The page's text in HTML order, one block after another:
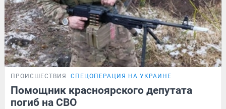
ПРОИСШЕСТВИЯ СПЕЦОПЕРАЦИЯ НА УКРАИНЕ
Помощник красноярского депутата
погиб на СВО